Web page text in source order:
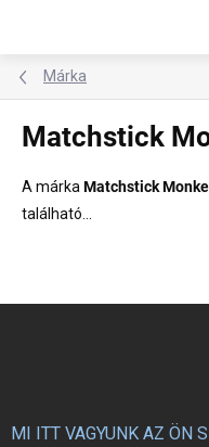
tartalomhoz
Márka
Matchstick
A márka Matchstick
található...
MI ITT VAGYUNK AZ ÖN